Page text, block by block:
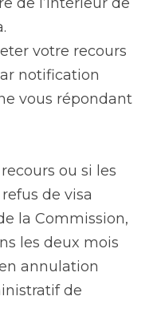
votre recours
notification
vous répondant
ou si les
de visa
la Commission,
les deux mois
annulation
de